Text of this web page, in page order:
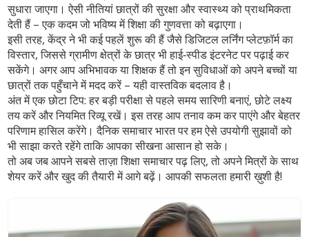
सुधारा जाएगा। ऐसी नीतियां छात्रों की सुरक्षा और स्वास्थ्य को प्राथमिकता
देती हैं – एक कदम जो भविष्य में शिक्षा की गुणवत्ता को बढ़ाएगा।
इसी तरह, केंद्र ने भी कई पहलें शुरू की हैं जैसे डिजिटल लर्निंग प्लेटफ़ॉर्म का
विस्तार, जिससे ग्रामीण क्षेत्रों के छात्र भी हाई‑स्पीड इंटरनेट पर पढ़ाई कर
सकेंगे। अगर आप अभिभावक या शिक्षक हैं तो इन सुविधाओं को अपने बच्चों या
छात्रों तक पहुँचाने में मदद करें – यही वास्तविक बदलाव है।
अंत में एक छोटा टिप: हर बड़ी परीक्षा से पहले समय सारिणी बनाएं, छोटे लक्ष्य
तय करें और नियमित रिव्यू रखें। इस तरह आप तनाव कम कर पाएंगे और बेहतर
परिणाम हासिल करेंगे। दैनिक समाचार भारत पर हम ऐसे उपयोगी सुझावों को
भी साझा करते रहेंगे ताकि आपका सीखना आसान हो सके।
तो अब जब आपने सबसे ताज़ा शिक्षा समाचार पढ़ लिए, तो अपने मित्रों के साथ
शेयर करें और खुद की तैयारी में आगे बढ़ें। आपकी सफलता हमारी ख़ुशी है!